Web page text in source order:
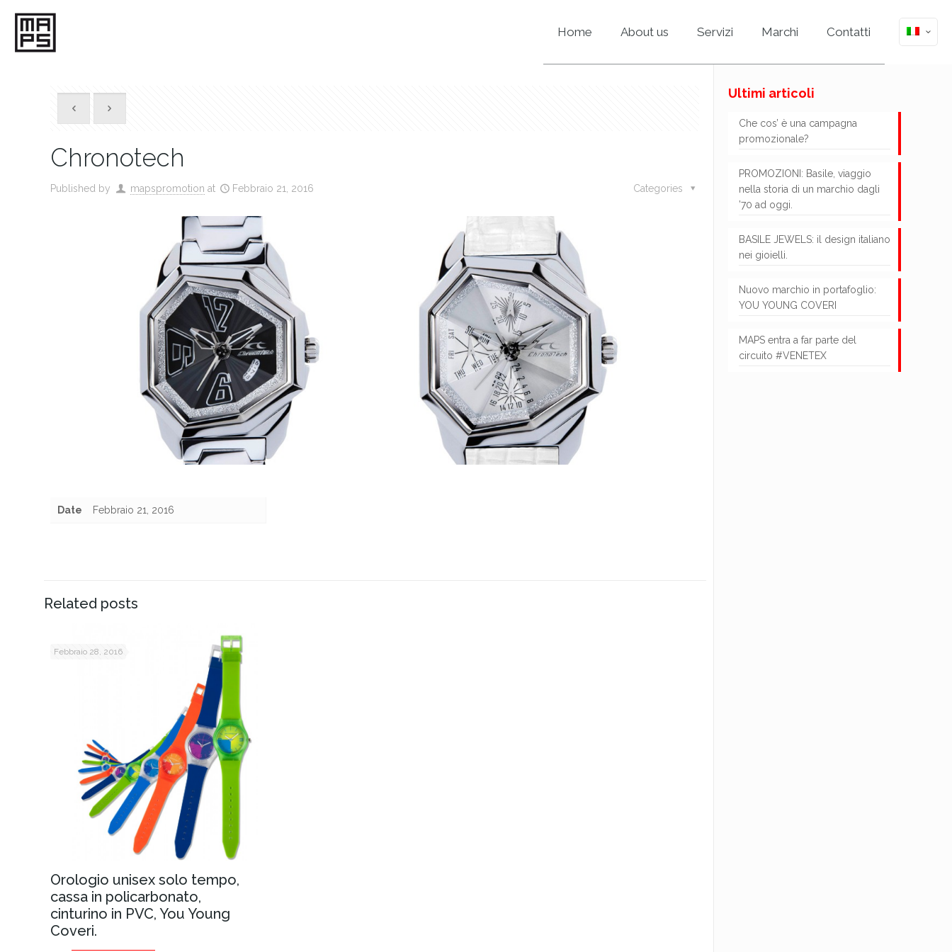
Home About us Servizi Marchi Contatti
Chronotech
Published by mapspromotion at Febbraio 21, 2016 Categories
Date Febbraio 21, 2016
Related posts
Febbraio 28, 2016
Orologio unisex solo tempo,
cassa in policarbonato,
cinturino in PVC, You Young
Coveri.
Ultimi articoli
Che cos’ è una campagna
promozionale?
PROMOZIONI: Basile, viaggio
nella storia di un marchio dagli
’70 ad oggi.
BASILE JEWELS: il design italiano
nei gioielli.
Nuovo marchio in portafoglio:
YOU YOUNG COVERI
MAPS entra a far parte del
circuito #VENETEX